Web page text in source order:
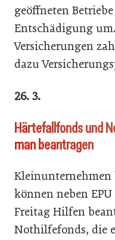
geöffneten
Entschädigung
Versicherungen
dazu
26. 3.
Härtefallfonds und
man beantragen
können neben
Freitag Hilfen
Nothilfefonds, die